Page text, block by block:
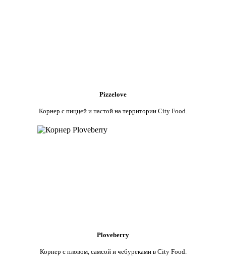
Pizzelove
Корнер с пиццей и пастой на территории City Food.
Ploveberry
Корнер с пловом, самсой и чебуреками в City Food.